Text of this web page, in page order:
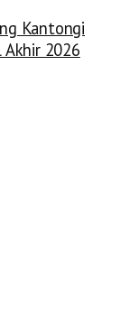
Kantongi
Akhir 2026